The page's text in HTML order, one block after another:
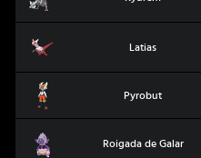
Latias
Pyrobut
Roigada de Galar